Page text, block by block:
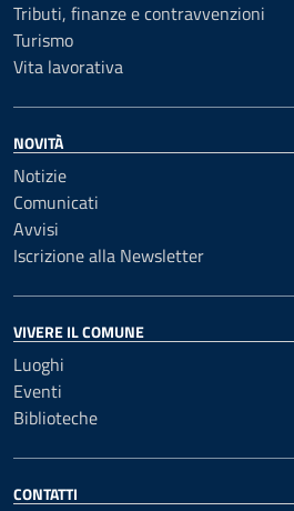
Tributi, finanze e contravvenzioni
Turismo
Vita lavorativa
NOVITÀ
Notizie
Comunicati
Avvisi
Iscrizione alla Newsletter
VIVERE IL COMUNE
Luoghi
Eventi
Biblioteche
CONTATTI